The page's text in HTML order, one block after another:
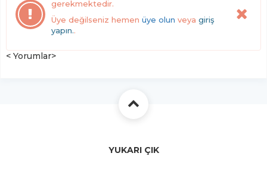
gerekmektedir.
Üye değilseniz hemen üye olun veya giriş
yapın..
< Yorumlar>
YUKARI ÇIK